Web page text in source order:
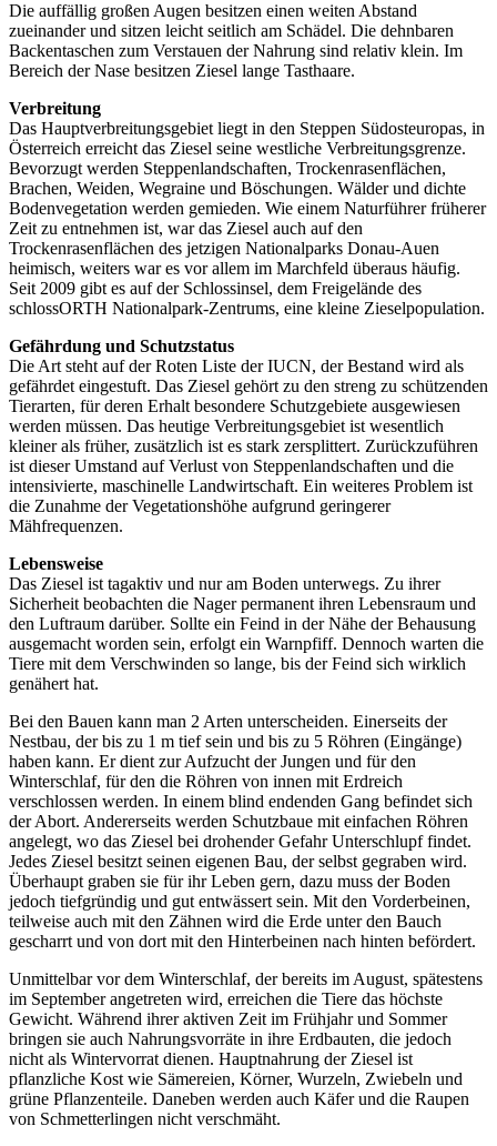
Die auffällig großen Augen besitzen einen weiten Abstand
zueinander und sitzen leicht seitlich am Schädel. Die dehnbaren
Backentaschen zum Verstauen der Nahrung sind relativ klein. Im
Bereich der Nase besitzen Ziesel lange Tasthaare.
Verbreitung
Das Hauptverbreitungsgebiet liegt in den Steppen Südosteuropas, in
Österreich erreicht das Ziesel seine westliche Verbreitungsgrenze.
Bevorzugt werden Steppenlandschaften, Trockenrasenflächen,
Brachen, Weiden, Wegraine und Böschungen. Wälder und dichte
Bodenvegetation werden gemieden. Wie einem Naturführer früherer
Zeit zu entnehmen ist, war das Ziesel auch auf den
Trockenrasenflächen des jetzigen Nationalparks Donau-Auen
heimisch, weiters war es vor allem im Marchfeld überaus häufig.
Seit 2009 gibt es auf der Schlossinsel, dem Freigelände des
schlossORTH Nationalpark-Zentrums, eine kleine Zieselpopulation.
Gefährdung und Schutzstatus
Die Art steht auf der Roten Liste der IUCN, der Bestand wird als
gefährdet eingestuft. Das Ziesel gehört zu den streng zu schützenden
Tierarten, für deren Erhalt besondere Schutzgebiete ausgewiesen
werden müssen. Das heutige Verbreitungsgebiet ist wesentlich
kleiner als früher, zusätzlich ist es stark zersplittert. Zurückzuführen
ist dieser Umstand auf Verlust von Steppenlandschaften und die
intensivierte, maschinelle Landwirtschaft. Ein weiteres Problem ist
die Zunahme der Vegetationshöhe aufgrund geringerer
Mähfrequenzen.
Lebensweise
Das Ziesel ist tagaktiv und nur am Boden unterwegs. Zu ihrer
Sicherheit beobachten die Nager permanent ihren Lebensraum und
den Luftraum darüber. Sollte ein Feind in der Nähe der Behausung
ausgemacht worden sein, erfolgt ein Warnpfiff. Dennoch warten die
Tiere mit dem Verschwinden so lange, bis der Feind sich wirklich
genähert hat.
Bei den Bauen kann man 2 Arten unterscheiden. Einerseits der
Nestbau, der bis zu 1 m tief sein und bis zu 5 Röhren (Eingänge)
haben kann. Er dient zur Aufzucht der Jungen und für den
Winterschlaf, für den die Röhren von innen mit Erdreich
verschlossen werden. In einem blind endenden Gang befindet sich
der Abort. Andererseits werden Schutzbaue mit einfachen Röhren
angelegt, wo das Ziesel bei drohender Gefahr Unterschlupf findet.
Jedes Ziesel besitzt seinen eigenen Bau, der selbst gegraben wird.
Überhaupt graben sie für ihr Leben gern, dazu muss der Boden
jedoch tiefgründig und gut entwässert sein. Mit den Vorderbeinen,
teilweise auch mit den Zähnen wird die Erde unter den Bauch
gescharrt und von dort mit den Hinterbeinen nach hinten befördert.
Unmittelbar vor dem Winterschlaf, der bereits im August, spätestens
im September angetreten wird, erreichen die Tiere das höchste
Gewicht. Während ihrer aktiven Zeit im Frühjahr und Sommer
bringen sie auch Nahrungsvorräte in ihre Erdbauten, die jedoch
nicht als Wintervorrat dienen. Hauptnahrung der Ziesel ist
pflanzliche Kost wie Sämereien, Körner, Wurzeln, Zwiebeln und
grüne Pflanzenteile. Daneben werden auch Käfer und die Raupen
von Schmetterlingen nicht verschmäht.